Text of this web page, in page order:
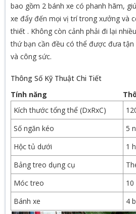
bao gồm 2 bánh xe có phanh hãm,
xe đẩy đến mọi vị trí trong xưởng và
thiết . Không còn cảnh phải đi lại
thứ bạn cần đều có thể được đưa
và công sức.
Thông Số Kỹ Thuật Chi Tiết
Tính năng
Kích thước tổng thể (DxRxC)
Số ngăn kéo
5
Hộc tủ dưới
1
Bảng treo dụng cụ
Móc treo
Bánh xe
4